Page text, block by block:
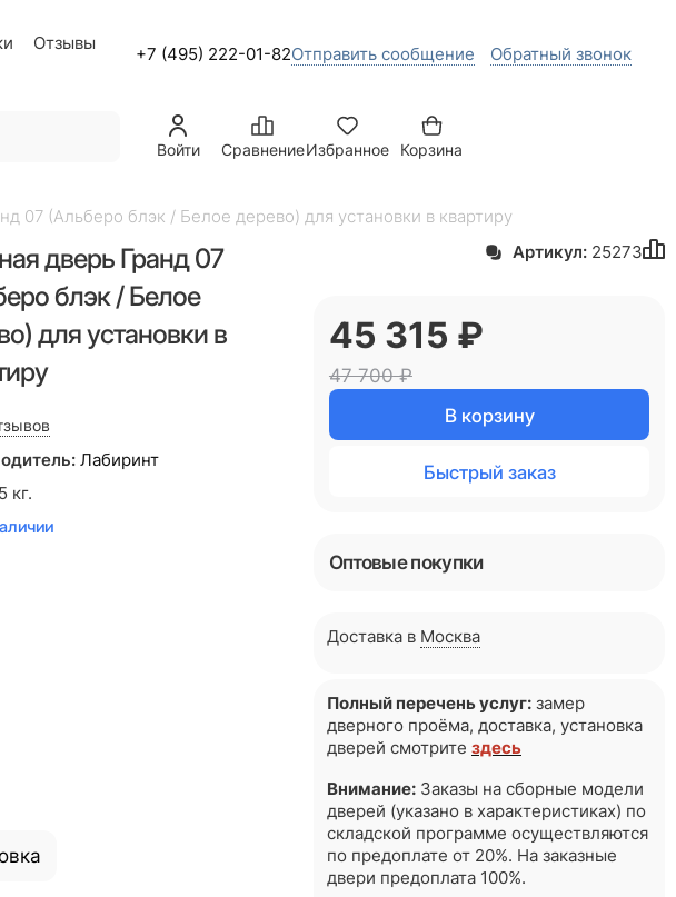
Отзывы
+7 (495) 222-01-82Отправить сообщение Обратный звонок
Войти СравнениеИзбранное Корзина
07 (Альберо блэк / Белое дерево) для установки в квартиру
дверь Гранд 07
блэк / Белое
для установки в
Лабиринт
кг.
Артикул: 25273
47 700 ₽
45 315 ₽
В корзину
Быстрый заказ
Оптовые покупки
Доставка в Москва
Полный перечень услуг: замер
дверного проёма, доставка, установка
дверей смотрите здесь
Внимание: Заказы на сборные модели
дверей (указано в характеристиках) по
складской программе осуществляются
по предоплате от 20%. На заказные
двери предоплата 100%.